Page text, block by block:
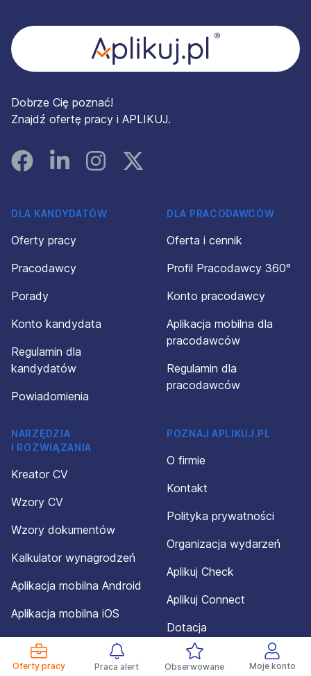
Oferty pracy Praca alert Obserwowane Moje konto
Dobrze Cię poznać!
Znajdź ofertę pracy i APLIKUJ.
FacebookLinked InInstagramInstagram
DLA KANDYDATÓW
Oferty pracy
Pracodawcy
Porady
Konto kandydata
Regulamin dla
kandydatów
Powiadomienia
DLA PRACODAWCÓW
Oferta i cennik
Profil Pracodawcy 360°
Konto pracodawcy
Aplikacja mobilna dla
pracodawców
Regulamin dla
pracodawców
NARZĘDZIA
I ROZWIĄZANIA
Kreator CV
Wzory CV
Wzory dokumentów
Kalkulator wynagrodzeń
Aplikacja mobilna Android
Aplikacja mobilna iOS
POZNAJ APLIKUJ.PL
O firmie
Kontakt
Polityka prywatności
Organizacja wydarzeń
Aplikuj Check
Aplikuj Connect
Dotacja
Mapa serwisu